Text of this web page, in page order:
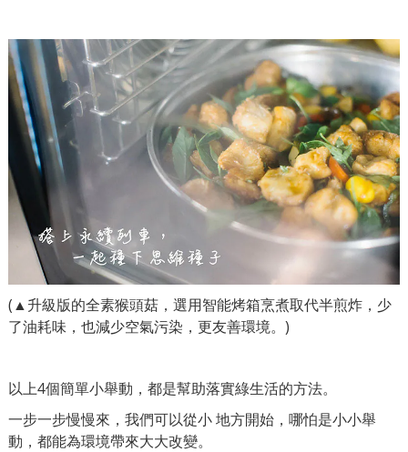
(▲升級版的全素猴頭菇，選用智能烤箱烹煮取代半煎炸，少
了油耗味，也減少空氣污染，更友善環境。)
以上4個簡單小舉動，都是幫助落實綠生活的方法。
一步一步慢慢來，我們可以從小 地方開始，哪怕是小小舉
動，都能為環境帶來大大改變。